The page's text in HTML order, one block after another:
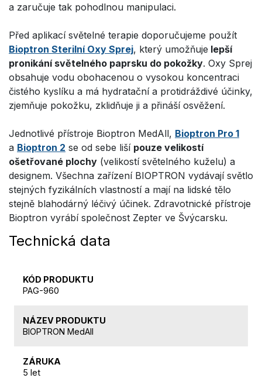
a zaručuje tak pohodlnou manipulaci.
Před aplikací světelné terapie doporučujeme použít
Bioptron Sterilní Oxy Sprej, který umožňuje lepší
pronikání světelného paprsku do pokožky. Oxy Sprej
obsahuje vodu obohacenou o vysokou koncentraci
čistého kyslíku a má hydratační a protidráždivé účinky,
zjemňuje pokožku, zklidňuje ji a přináší osvěžení.
Jednotlivé přístroje Bioptron MedAll, Bioptron Pro 1
a Bioptron 2 se od sebe liší pouze velikostí
ošetřované plochy (velikostí světelného kuželu) a
designem. Všechna zařízení BIOPTRON vydávají světlo
stejných fyzikálních vlastností a mají na lidské tělo
stejně blahodárný léčivý účinek. Zdravotnické přístroje
Bioptron vyrábí společnost Zepter ve Švýcarsku.
Technická data
KÓD PRODUKTU
PAG-960
NÁZEV PRODUKTU
BIOPTRON MedAll
ZÁRUKA
5 let